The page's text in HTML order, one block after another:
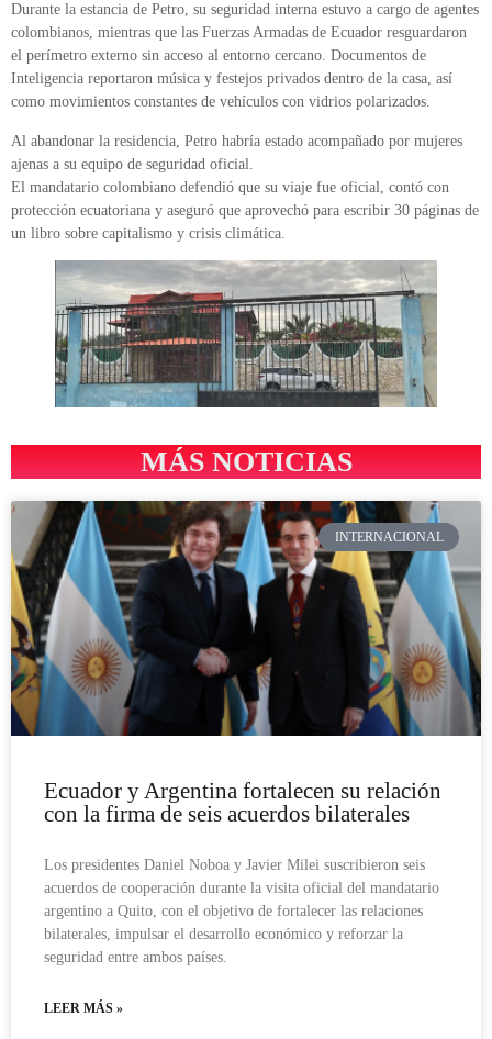
Durante la estancia de Petro, su seguridad interna estuvo a cargo de agentes
colombianos, mientras que las Fuerzas Armadas de Ecuador resguardaron
el perímetro externo sin acceso al entorno cercano. Documentos de
Inteligencia reportaron música y festejos privados dentro de la casa, así
como movimientos constantes de vehículos con vidrios polarizados.
Al abandonar la residencia, Petro habría estado acompañado por mujeres
ajenas a su equipo de seguridad oficial.
El mandatario colombiano defendió que su viaje fue oficial, contó con
protección ecuatoriana y aseguró que aprovechó para escribir 30 páginas de
un libro sobre capitalismo y crisis climática.
MÁS NOTICIAS
INTERNACIONAL
Ecuador y Argentina fortalecen su relación
con la firma de seis acuerdos bilaterales
Los presidentes Daniel Noboa y Javier Milei suscribieron seis
acuerdos de cooperación durante la visita oficial del mandatario
argentino a Quito, con el objetivo de fortalecer las relaciones
bilaterales, impulsar el desarrollo económico y reforzar la
seguridad entre ambos países.
LEER MÁS »